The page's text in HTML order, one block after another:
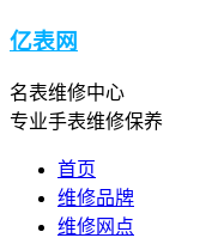
亿表网
名表维修中心
专业手表维修保养
首页
维修品牌
维修网点